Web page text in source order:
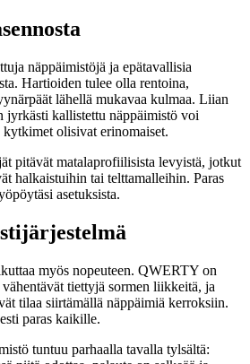
näppäimistöjä ja epätavallisia
Hartioiden tulee olla rentoina,
lähellä mukavaa kulmaa. Liian
jyrkästi kallistettu näppäimistö voi
kytkimet olisivat erinomaiset.
pitävät matalaprofiilisista levyistä, jotkut
halkaistuihin tai telttamalleihin. Paras
asetuksista.
myös nopeuteen. QWERTY on
tiettyjä sormen liikkeitä, ja
tilaa siirtämällä näppäimiä kerroksiin.
paras kaikille.
tuntuu parhaalla tavalla tylsältä: